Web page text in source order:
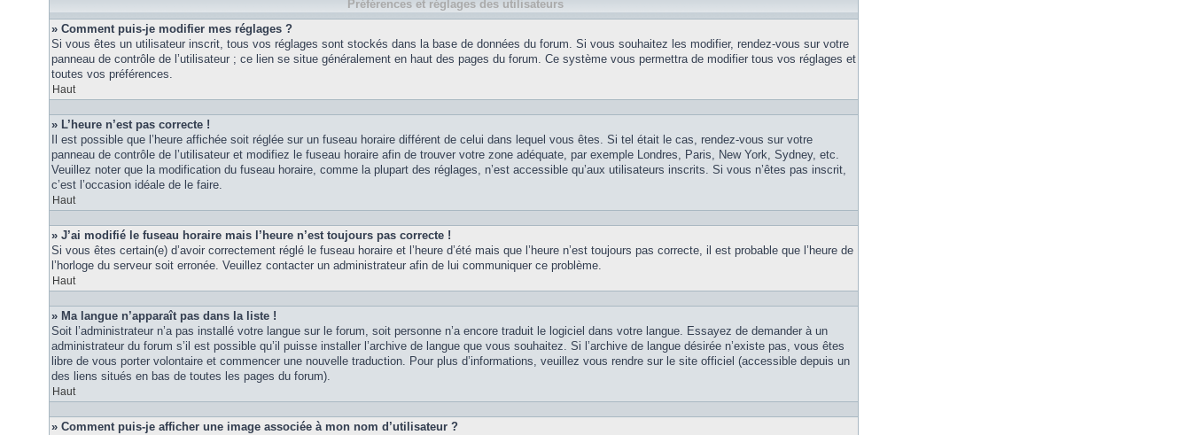
Préférences et réglages des utilisateurs
» Comment puis-je modifier mes réglages ?
Si vous êtes un utilisateur inscrit, tous vos réglages sont stockés dans la base de données du forum. Si vous souhaitez les modifier, rendez-vous sur votre
panneau de contrôle de l’utilisateur ; ce lien se situe généralement en haut des pages du forum. Ce système vous permettra de modifier tous vos réglages et
toutes vos préférences.
Haut
» L’heure n’est pas correcte !
Il est possible que l’heure affichée soit réglée sur un fuseau horaire différent de celui dans lequel vous êtes. Si tel était le cas, rendez-vous sur votre
panneau de contrôle de l’utilisateur et modifiez le fuseau horaire afin de trouver votre zone adéquate, par exemple Londres, Paris, New York, Sydney, etc.
Veuillez noter que la modification du fuseau horaire, comme la plupart des réglages, n’est accessible qu’aux utilisateurs inscrits. Si vous n’êtes pas inscrit,
c’est l’occasion idéale de le faire.
Haut
» J’ai modifié le fuseau horaire mais l’heure n’est toujours pas correcte !
Si vous êtes certain(e) d’avoir correctement réglé le fuseau horaire et l’heure d’été mais que l’heure n’est toujours pas correcte, il est probable que l’heure de
l’horloge du serveur soit erronée. Veuillez contacter un administrateur afin de lui communiquer ce problème.
Haut
» Ma langue n’apparaît pas dans la liste !
Soit l’administrateur n’a pas installé votre langue sur le forum, soit personne n’a encore traduit le logiciel dans votre langue. Essayez de demander à un
administrateur du forum s’il est possible qu’il puisse installer l’archive de langue que vous souhaitez. Si l’archive de langue désirée n’existe pas, vous êtes
libre de vous porter volontaire et commencer une nouvelle traduction. Pour plus d’informations, veuillez vous rendre sur le site officiel (accessible depuis un
des liens situés en bas de toutes les pages du forum).
Haut
» Comment puis-je afficher une image associée à mon nom d’utilisateur ?